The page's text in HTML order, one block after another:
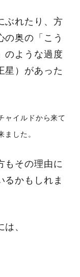
ぶれたり、方
の奥の「こう
のような過度
星）があった
ャイルドから来て
した。
もその理由に
るかもしれま
、